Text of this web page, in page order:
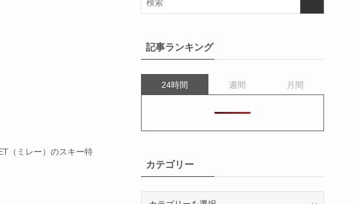
（ミレー）のスキー特
記事ランキング
24時間 週間 月間
カテゴリー